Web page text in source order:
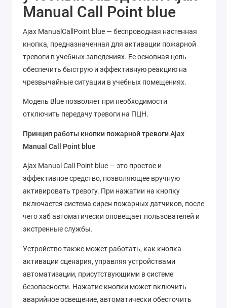
Manual Call Point blue
Ajax ManualCallPoint blue — беспроводная настенная
кнопка, предназначенная для активации пожарной
тревоги в учебных заведениях. Ее основная цель —
обеспечить быструю и эффективную реакцию на
чрезвычайные ситуации в учебных помещениях.
Модель Blue позволяет при необходимости
отключить передачу тревоги на ПЦН.
Принцип работы кнопки пожарной тревоги Ajax
Manual Call Point blue
Ajax Manual Call Point blue — это простое и
эффективное средство, позволяющее вручную
активировать тревогу. При нажатии на кнопку
включается система сирен пожарных датчиков, после
чего хаб автоматически оповещает пользователей и
экстренные службы.
Устройство также может работать, как кнопка
активации сценария, управляя устройствами
автоматизации, присутствующими в системе
безопасности. Нажатие кнопки может включить
аварийное освещение, автоматически обесточить